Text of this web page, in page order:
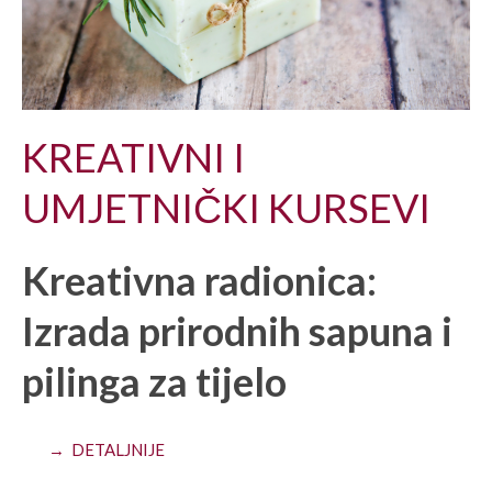
KREATIVNI I
UMJETNIČKI KURSEVI
Kreativna radionica:
Izrada prirodnih sapuna i
pilinga za tijelo
→ DETALJNIJE